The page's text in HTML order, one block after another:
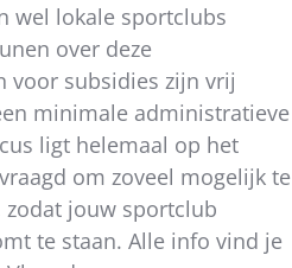
wel lokale sportclubs
over deze
voor subsidies zijn vrij
minimale administratieve
ligt helemaal op het
om zoveel mogelijk te
jouw sportclub
te staan. Alle info vind je